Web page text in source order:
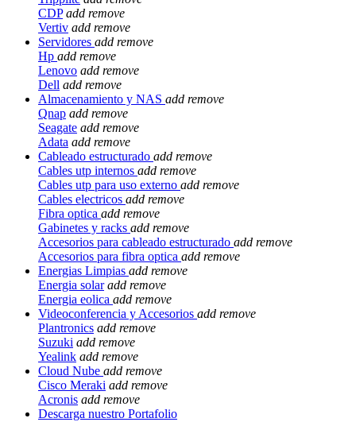
CDP add remove
Vertiv add remove
Servidores add remove
Hp add remove
Lenovo add remove
Dell add remove
Almacenamiento y NAS add remove
Qnap add remove
Seagate add remove
Adata add remove
Cableado estructurado add remove
Cables utp internos add remove
Cables utp para uso externo add remove
Cables electricos add remove
Fibra optica add remove
Gabinetes y racks add remove
Accesorios para cableado estructurado add remove
Accesorios para fibra optica add remove
Energias Limpias add remove
Energia solar add remove
Energia eolica add remove
Videoconferencia y Accesorios add remove
Plantronics add remove
Suzuki add remove
Yealink add remove
Cloud Nube add remove
Cisco Meraki add remove
Acronis add remove
Descarga nuestro Portafolio